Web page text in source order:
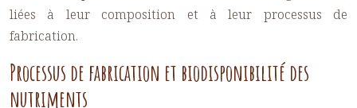
liées à leur composition et à leur processus de
fabrication.
Processus de fabrication et biodisponibilité des
nutriments